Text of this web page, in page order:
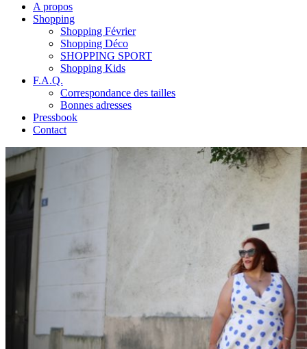
A propos
Shopping
Shopping Février
Shopping Déco
SHOPPING SPORT
Shopping Kids
F.A.Q.
Correspondance des tailles
Bonnes adresses
Pressbook
Contact